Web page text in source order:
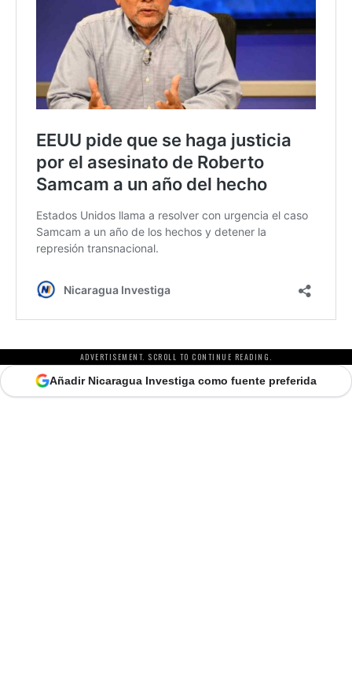
ADVERTISEMENT. SCROLL TO CONTINUE READING.
Añadir Nicaragua Investiga como fuente preferida